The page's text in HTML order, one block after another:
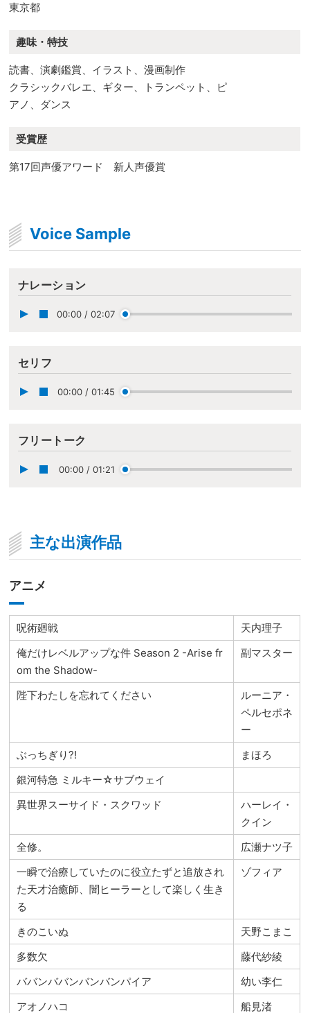
東京都
趣味・特技
読書、演劇鑑賞、イラスト、漫画制作
クラシックバレエ、ギター、トランペット、ピ
アノ、ダンス
受賞歴
第17回声優アワード 新人声優賞
Voice Sample
ナレーション
00:00 / 02:07
セリフ
00:00 / 01:45
フリートーク
00:00 / 01:21
主な出演作品
アニメ
呪術廻戦
天内理子
俺だけレベルアップな件 Season 2 -Arise fr
om the Shadow-
副マスター
陛下わたしを忘れてください
ルーニア・
ペルセポネ
ー
ぶっちぎり?!
まほろ
銀河特急 ミルキー☆サブウェイ
異世界スーサイド・スクワッド
ハーレイ・
クイン
全修。
広瀬ナツ子
一瞬で治療していたのに役立たずと追放され
た天才治癒師、闇ヒーラーとして楽しく生き
る
ゾフィア
きのこいぬ
天野こまこ
多数欠
藤代紗綾
ババンババンバンバンパイア
幼い李仁
アオノハコ
船見渚